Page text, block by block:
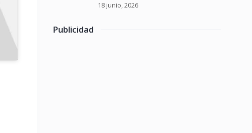
18 junio, 2026
Publicidad